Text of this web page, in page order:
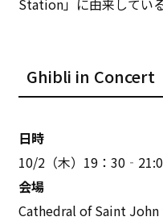
Ghibli in Concert
日時
10/2（木）19：
会場
Cathedral of Saint